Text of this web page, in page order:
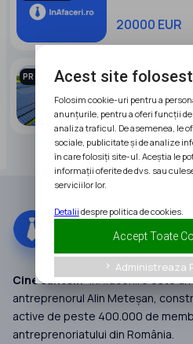
20000 EUR
PROMOVAT PARC
95000 EUR
Cine suntem:InAfaceri.ro este
antreprenorul Alin Meteșan,
active de peste 400.000 de
antreprenoriatului din România.
Acest site
Folosim cookie-uri pentru a
anunțurile, pentru a oferi funcții
analiza traficul. De asemenea, le
sociale, publicitate și de analize
în care folosiți site-ul. Aceștia le
informații oferite de dvs. sau
serviciilor lor.
Detalii despre politica de cookies.
Accept Toate
keyboard_arrow_right Administreaza